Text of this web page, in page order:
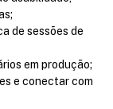
de sessões de
em produção;
e conectar com